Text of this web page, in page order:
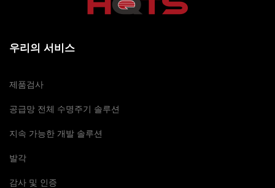
우리의 서비스
제품검사
공급망 전체 수명주기 솔루션
지속 가능한 개발 솔루션
발각
감사 및 인증